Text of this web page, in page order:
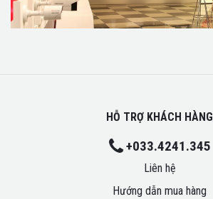
HỖ TRỢ KHÁCH HÀNG
+033.4241.345
Liên hệ
Hướng dẫn mua hàng